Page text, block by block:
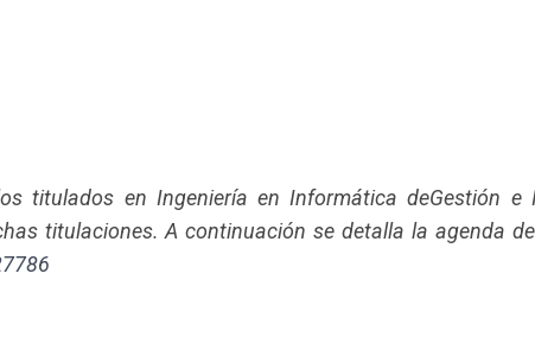
titulados en Ingeniería en Informática deGestión e
titulaciones. A continuación se detalla la agenda